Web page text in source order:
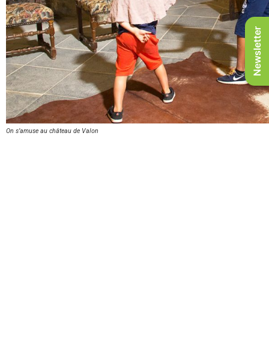
On s’amuse au château de Valon
Newsletter